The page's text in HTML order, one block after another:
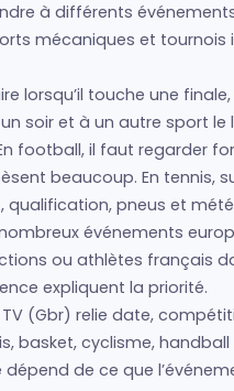
à différents
mécaniques et
lorsqu’il touche une
soir et à un autre sport le
football, il faut regarder
beaucoup. En tennis,
qualification, pneus et
événements
ou athlètes français
expliquent la priorité.
TV (Gbr) relie date,
basket, cyclisme,
dépend de ce que